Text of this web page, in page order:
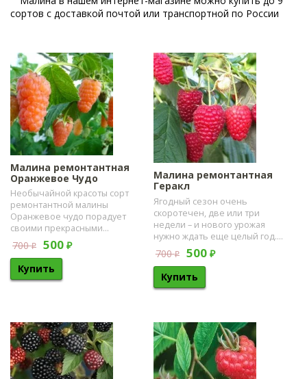
сортов с доставкой почтой или транспортной по России
Малина ремонтантная
Оранжевое Чудо
​Необычайной красоты сорт
ремонтантной малины
Оранжевое чудо порадует
своими прекрасными...
700₽ 500 ₽
Малина ремонтантная
Геракл
Ягодный сезон очень
скоротечен, две или три
недели – и нового урожая
нужно ждать еще целый год....
700₽ 500 ₽